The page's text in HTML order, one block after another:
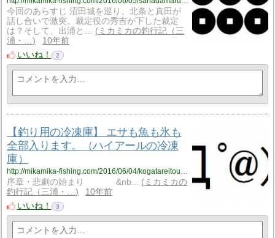
今回のあらすじ 沼田城を巡り、北条と真田が
話し合いで激突。裁定役の秀吉が下した裁定
は？そして、出浦と…
ミカミカの釣行記（三
浦・…
10年前
いいね！
2
【釣り用の冷凍庫】 エサも魚も氷も
全部入ります。（ハイアールの冷凍
庫）
http://mikamika-fishing.com/2016/06/04/kogatareitouko-tsuri-kusai-haier/
序章・悲劇の始まり &nb...
ミカミカの
釣行記（三浦・…
10年前
いいね！
3